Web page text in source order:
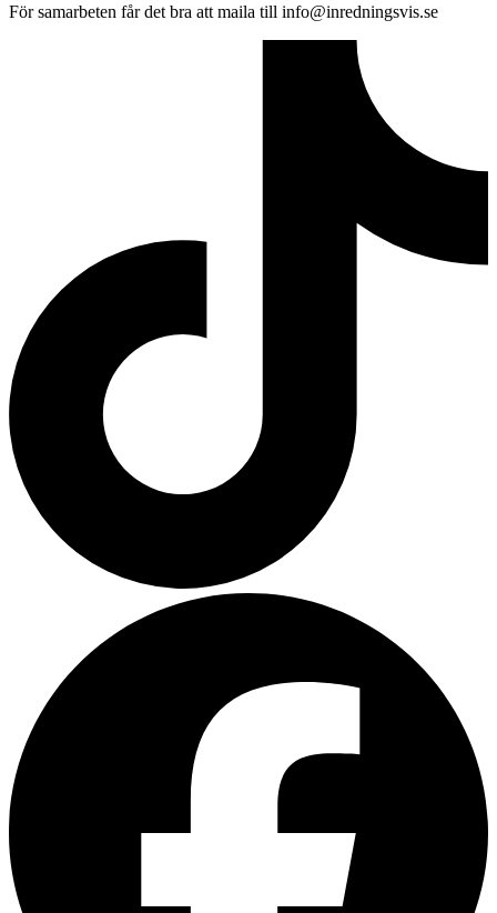
För samarbeten får det bra att maila till info@inredningsvis.se